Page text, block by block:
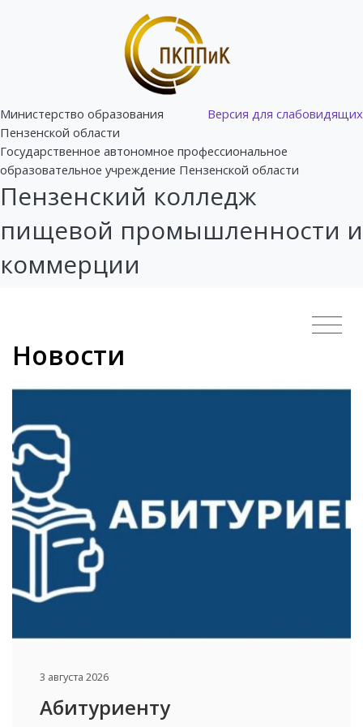
Версия для слабовидящих
Министерство образования
Пензенской области
Государственное автономное профессиональное
образовательное учреждение Пензенской области
Пензенский колледж
пищевой промышленности и
коммерции
Новости
3 августа 2026
Абитуриенту